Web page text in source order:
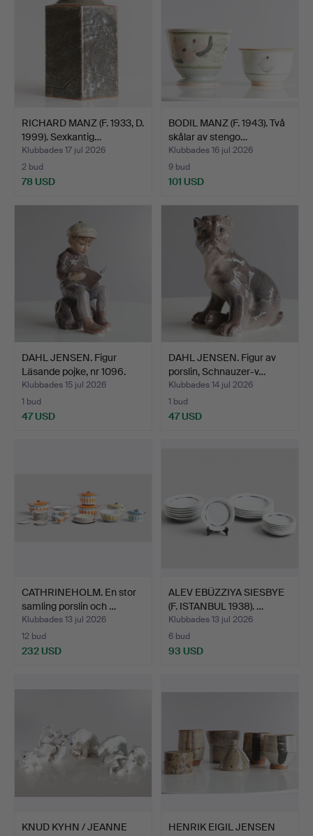
RICHARD MANZ (F. 1933, D.
1999). Sexkantig…
Klubbades 17 jul 2026
2 bud
78 USD
BODIL MANZ (F. 1943). Två
skålar av stengo…
Klubbades 16 jul 2026
9 bud
101 USD
DAHL JENSEN. Figur
Läsande pojke, nr 1096.
Klubbades 15 jul 2026
1 bud
47 USD
DAHL JENSEN. Figur av
porslin, Schnauzer-v…
Klubbades 14 jul 2026
1 bud
47 USD
CATHRINEHOLM. En stor
samling porslin och …
Klubbades 13 jul 2026
12 bud
232 USD
ALEV EBÜZZIYA SIESBYE
(F. ISTANBUL 1938). …
Klubbades 13 jul 2026
6 bud
93 USD
KNUD KYHN / JEANNE
HENRIK EIGIL JENSEN